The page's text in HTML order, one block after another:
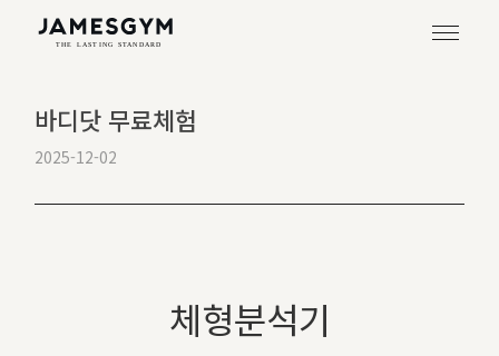
바디닷 무료체험
2025-12-02
체형분석기